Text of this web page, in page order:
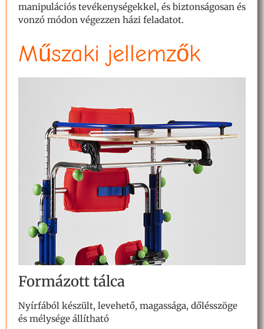
manipulációs tevékenységekkel, és biztonságosan és
vonzó módon végezzen házi feladatot.
Műszaki jellemzők
Formázott tálca
Nyírfából készült, levehető, magassága, dőlésszöge
és mélysége állítható